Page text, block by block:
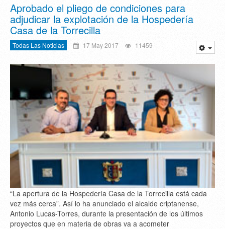
Aprobado el pliego de condiciones para
adjudicar la explotación de la Hospedería
Casa de la Torrecilla
Todas Las Noticias 17 May 2017 11459
“La apertura de la Hospedería Casa de la Torrecilla está cada
vez más cerca”. Así lo ha anunciado el alcalde criptanense,
Antonio Lucas-Torres, durante la presentación de los últimos
proyectos que en materia de obras va a acometer